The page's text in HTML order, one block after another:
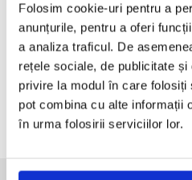
Folosim cookie-uri pentru a
anunțurile, pentru a oferi
a analiza traficul. De
rețele sociale, de publicitate
privire la modul în care
pot combina cu alte informații
în urma folosirii serviciilor lor.
Bucurestiul pe harta globala a
Funda, element cheie in
KAWS: Art & Comix la Albertina
desenate intra in muzeu
The Outsider. Andreea Macri.
intr-o expozitie.